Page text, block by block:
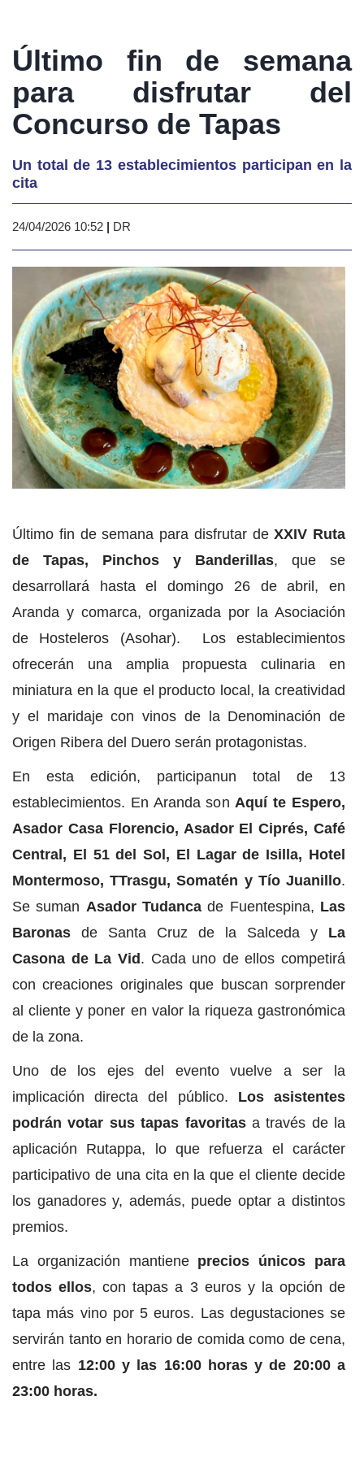
Último fin de semana
para disfrutar del
Concurso de Tapas
Un total de 13 establecimientos participan en la
cita
24/04/2026 10:52 | DR
Último fin de semana para disfrutar deXXIV Ruta
de Tapas, Pinchos y Banderillas, que se
desarrollará hasta el domingo 26 de abril, en
Aranda y comarca, organizada por la Asociación
de Hosteleros (Asohar). Los establecimientos
ofrecerán una amplia propuesta culinaria en
miniatura en la que el producto local, la creatividad
y el maridaje con vinos de la Denominación de
Origen Ribera del Duero serán protagonistas.
En esta edición, participanun total de 13
establecimientos. En Aranda sonAquí te Espero,
Asador Casa Florencio, Asador El Ciprés, Café
Central, El 51 del Sol, El Lagar de Isilla, Hotel
Montermoso, TTrasgu, Somatén y Tío Juanillo.
Se suman Asador Tudanca de Fuentespina, Las
Baronas de Santa Cruz de la Salceda y La
Casona de La Vid . Cada uno de ellos competirá
con creaciones originales que buscan sorprender
al cliente y poner en valor la riqueza gastronómica
de la zona.
Uno de los ejes del evento vuelve a ser la
implicación directa del público. Los asistentes
podrán votar sus tapas favoritasa través de la
aplicación Rutappa, lo que refuerza el carácter
participativo de una cita en la que el cliente decide
los ganadores y, además, puede optar a distintos
premios.
La organización mantiene precios únicos para
todos ellos, con tapas a 3 euros y la opción de
tapa más vino por 5 euros. Las degustaciones se
servirán tanto en horario de comida como de cena,
entre las 12:00 y las 16:00 horas y de 20:00 a
23:00 horas.